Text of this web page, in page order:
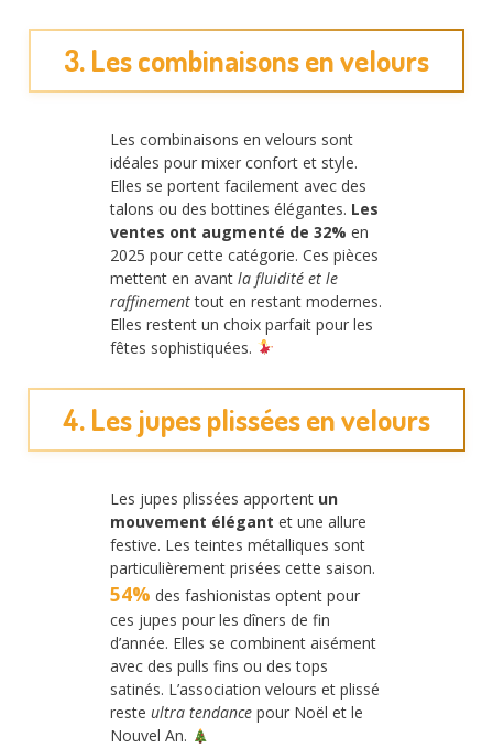
3. Les combinaisons en velours
Les combinaisons en velours sont
idéales pour mixer confort et style.
Elles se portent facilement avec des
talons ou des bottines élégantes. Les
ventes ont augmenté de 32% en
2025 pour cette catégorie. Ces pièces
mettent en avant la fluidité et le
raffinementtout en restant modernes.
Elles restent un choix parfait pour les
fêtes sophistiquées.
4. Les jupes plissées en velours
Les jupes plissées apportent un
mouvement élégant et une allure
festive. Les teintes métalliques sont
particulièrement prisées cette saison.
54% des fashionistas optent pour
ces jupes pour les dîners de fin
d’année. Elles se combinent aisément
avec des pulls fins ou des tops
satinés. L’association velours et plissé
reste ultra tendance pour Noël et le
Nouvel An.